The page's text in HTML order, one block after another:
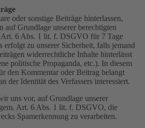
oder sonstige Beiträge hinterlassen,
auf Grundlage unserer berechtigten
Art. 6 Abs. 1 lit. f. DSGVO für 7 Tage
erfolgt zu unserer Sicherheit, falls jemand
widerrechtliche Inhalte hinterlässt
politische Propaganda, etc.). In diesem
den Kommentar oder Beitrag belangt
der Identität des Verfassers interessiert.
uns vor, auf Grundlage unserer
Art. 6 Abs. 1 lit. f. DSGVO, die
Spamerkennung zu verarbeiten.